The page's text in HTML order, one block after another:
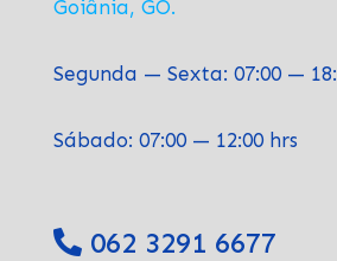
Goiânia, GO.
Segunda — Sexta: 07:00 —
Sábado: 07:00 — 12:00 hrs
062 3291 6677